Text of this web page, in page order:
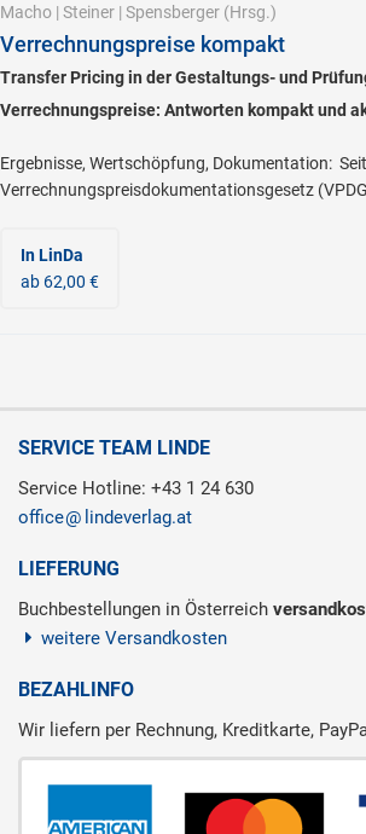
Macho | Steiner | Spensberger (Hrsg.)
Verrechnungspreise kompakt
Transfer Pricing in der Gestaltungs- und
Verrechnungspreise: Antworten kompakt und
Ergebnisse, Wertschöpfung, Dokumentation:
Verrechnungspreisdokumentationsgesetz
In LinDa
ab 62,00 €
SERVICE TEAM LINDE
Service Hotline: +43 1 24 630
office
lindeverlag.at
LIEFERUNG
Buchbestellungen in Österreich
weitere Versandkosten
BEZAHLINFO
Wir liefern per Rechnung, Kreditkarte,